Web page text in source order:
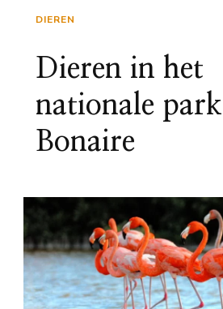
DIEREN
Dieren in het
nationale
Bonaire